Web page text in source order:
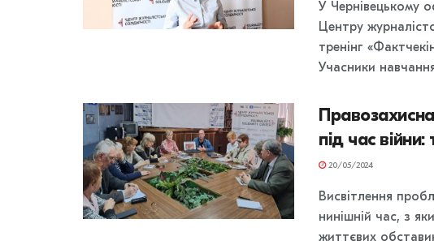
У Чернівецькому
Центру
тренінг
Учасники
під час
20/05/2024
Висвітлення
нинішній час, з
життєвих